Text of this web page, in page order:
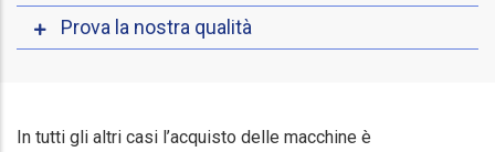
Prova la nostra qualità
In tutti gli altri casi l’acquisto delle macchine è